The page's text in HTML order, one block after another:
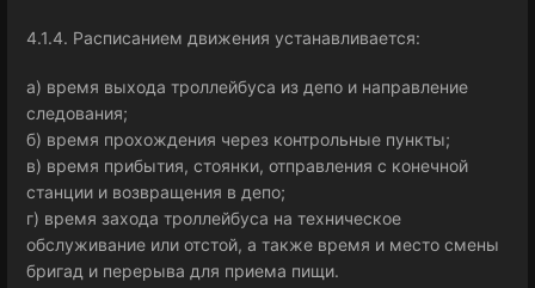
4.1.4. Расписанием движения устанавливается:
а) время выхода троллейбуса из депо и направление
следования;
б) время прохождения через контрольные пункты;
в) время прибытия, стоянки, отправления с конечной
станции и возвращения в депо;
г) время захода троллейбуса на техническое
обслуживание или отстой, а также время и место смены
бригад и перерыва для приема пищи.